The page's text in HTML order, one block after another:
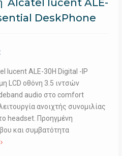
Alcatel lucent ALE-
DeskPhone
lucent ALE-30H Digital -IP
LCD οθόνη 3.5 ιντσών
audio στο comfort
ανοιχτής συνομιλίας
headset. Προηγμένη
και συμβατότητα